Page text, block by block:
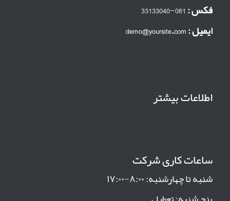
فکس :
ایمیل :demo@yoursite.com
اطلاعات بیشتر
ساعات کاری شرکت
شنبه تا چهارشنبه: ۸:۰۰-۱۷:۰۰